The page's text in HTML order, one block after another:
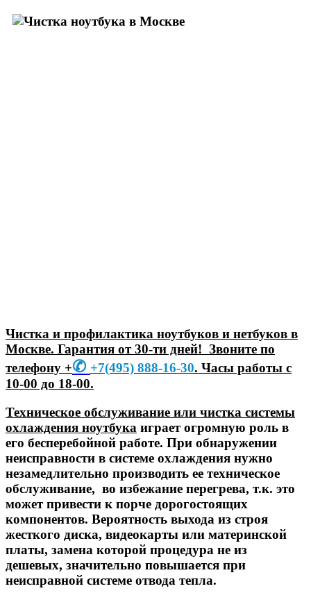
Чистка и профилактика ноутбуков и нетбуков в
Москве. Гарантия от 30-ти дней! Звоните по
телефону +✆ +7(495) 888-16-30. Часы работы с
10-00 до 18-00.
Техническое обслуживание или чистка системы
охлаждения ноутбука играет огромную роль в
его бесперебойной работе. При обнаружении
неисправности в системе охлаждения нужно
незамедлительно производить ее техническое
обслуживание, во избежание перегрева, т.к. это
может привести к порче дорогостоящих
компонентов. Вероятность выхода из строя
жесткого диска, видеокарты или материнской
платы, замена которой процедура не из
дешевых, значительно повышается при
неисправной системе отвода тепла.